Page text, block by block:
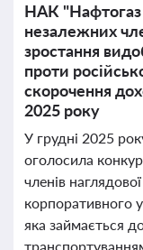
НАК "Нафтогаз
незалежних
зростання
проти
скорочення
2025 року
У грудні 2025
оголосила
членів
корпоративного
яка займається